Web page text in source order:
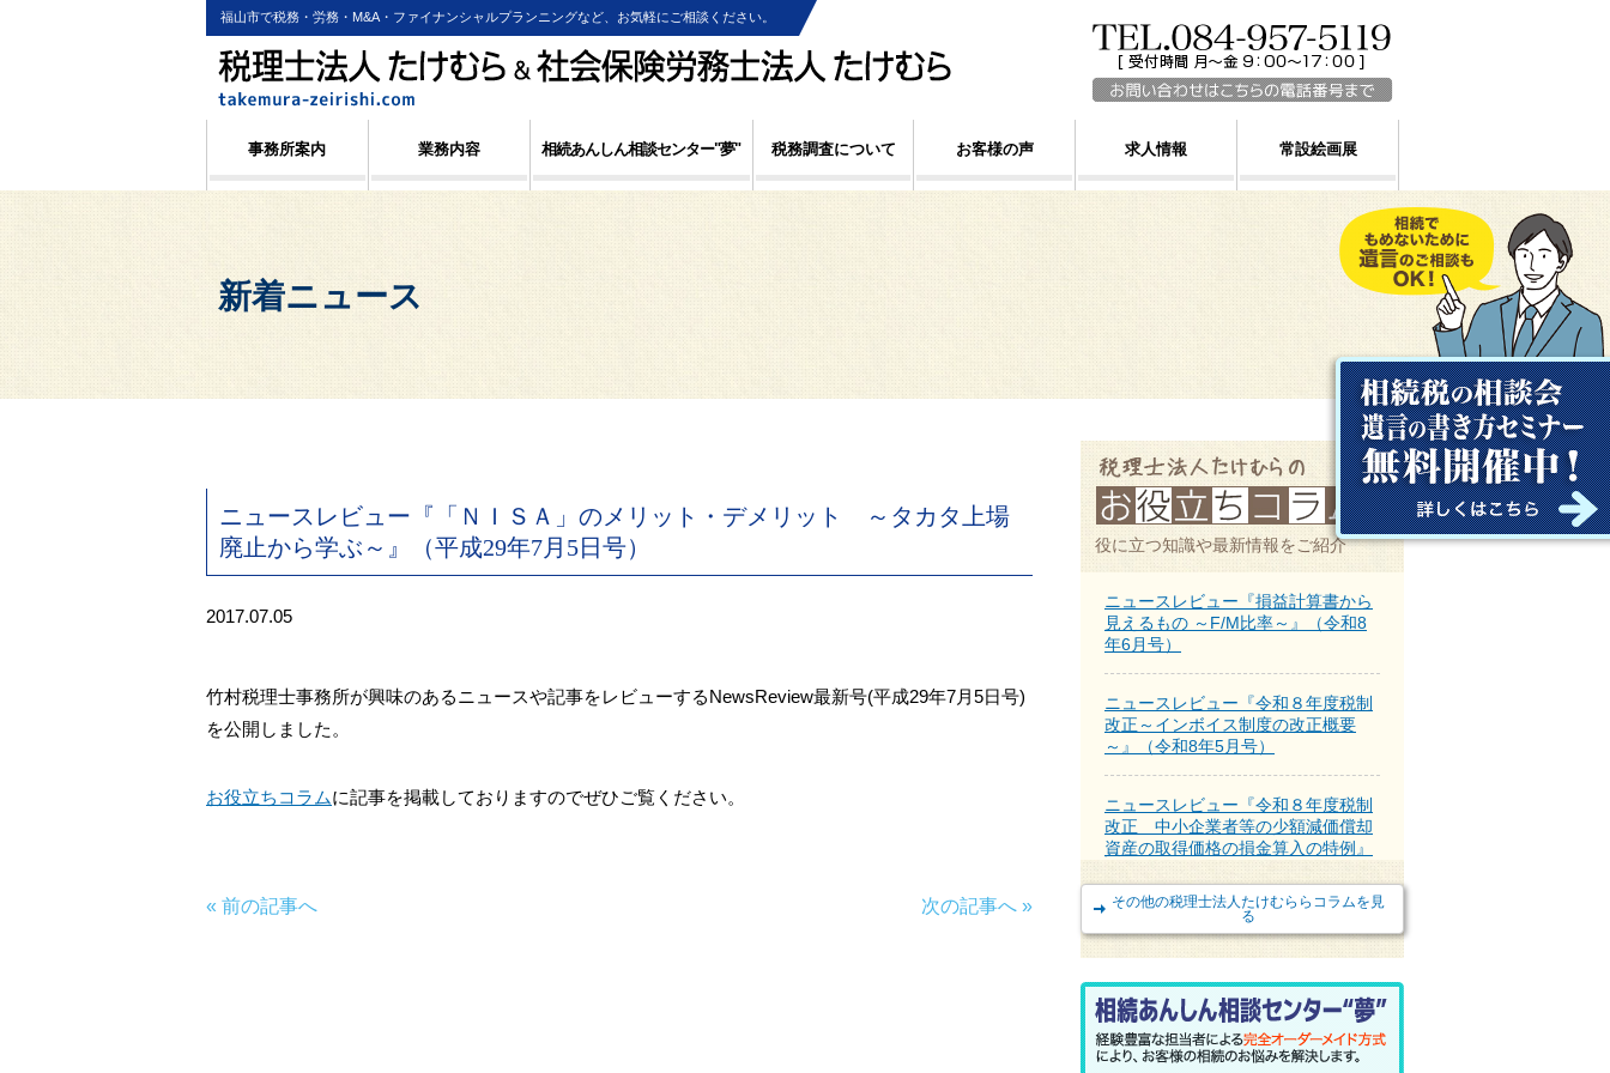
福山市で税務・労務・M&A・ファイナンシャルプランニングなど、お気軽にご相談ください。
事務所案内 業務内容 相続あんしん相談センター"夢" 税務調査について お客様の声 求人情報 常設絵画展
新着ニュース
ニュースレビュー『「ＮＩＳＡ」のメリット・デメリット ～タカタ上場
廃止から学ぶ～』（平成29年7月5日号）
2017.07.05
竹村税理士事務所が興味のあるニュースや記事をレビューするNewsReview最新号(平成29年7月5日号)
を公開しました。
お役立ちコラムに記事を掲載しておりますのでぜひご覧ください。
« 前の記事へ 次の記事へ »
役に立つ知識や最新情報をご紹介
ニュースレビュー『損益計算書から
見えるもの ～F/M比率～』（令和8
年6月号）
ニュースレビュー『令和８年度税制
改正～インボイス制度の改正概要
～』（令和8年5月号）
ニュースレビュー『令和８年度税制
改正 中小企業者等の少額減価償却
資産の取得価格の損金算入の特例』
ニュースレビュー『所有不動産記録
証明制度が2月2日からスタート』
その他の税理士法人たけむららコラムを見
る